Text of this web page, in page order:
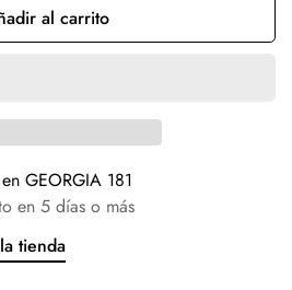
al carrito
GEORGIA 181
en 5 días o más
tienda